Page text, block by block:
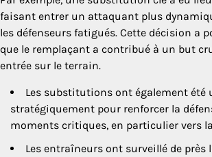
faisant entrer un attaquant plus
les défenseurs fatigués. Cette décision a
que le remplaçant a contribué à un but
entrée sur le terrain.
Les substitutions ont également été
stratégiquement pour renforcer la
moments critiques, en particulier vers
Les entraîneurs ont surveillé de près